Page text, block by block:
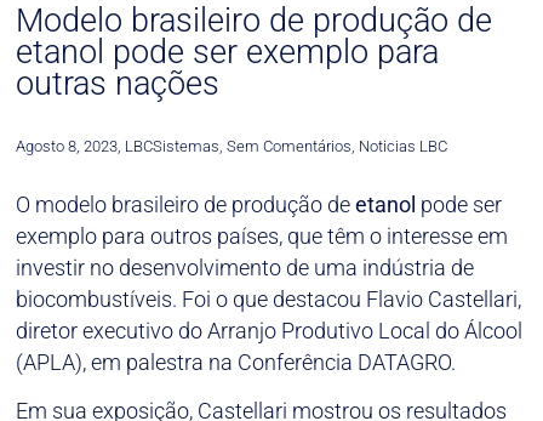
Modelo brasileiro de produção de
etanol pode ser exemplo para
outras nações
Agosto 8, 2023, LBCSistemas, Sem Comentários, Noticias LBC
O modelo brasileiro de produção deetanol pode ser
exemplo para outros países, que têm o interesse em
investir no desenvolvimento de uma indústria de
biocombustíveis. Foi o que destacou Flavio Castellari,
diretor executivo do Arranjo Produtivo Local do Álcool
(APLA), em palestra na Conferência DATAGRO.
Em sua exposição, Castellari mostrou os resultados